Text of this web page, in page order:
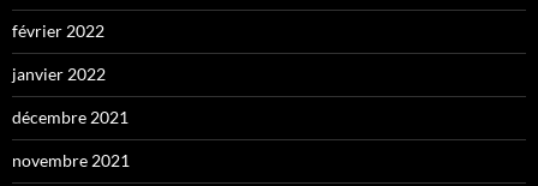
février 2022
janvier 2022
décembre 2021
novembre 2021